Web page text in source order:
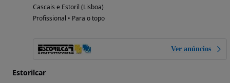
Cascais e Estoril (Lisboa)
Profissional • Para o topo
Ver anúncios
Estorilcar